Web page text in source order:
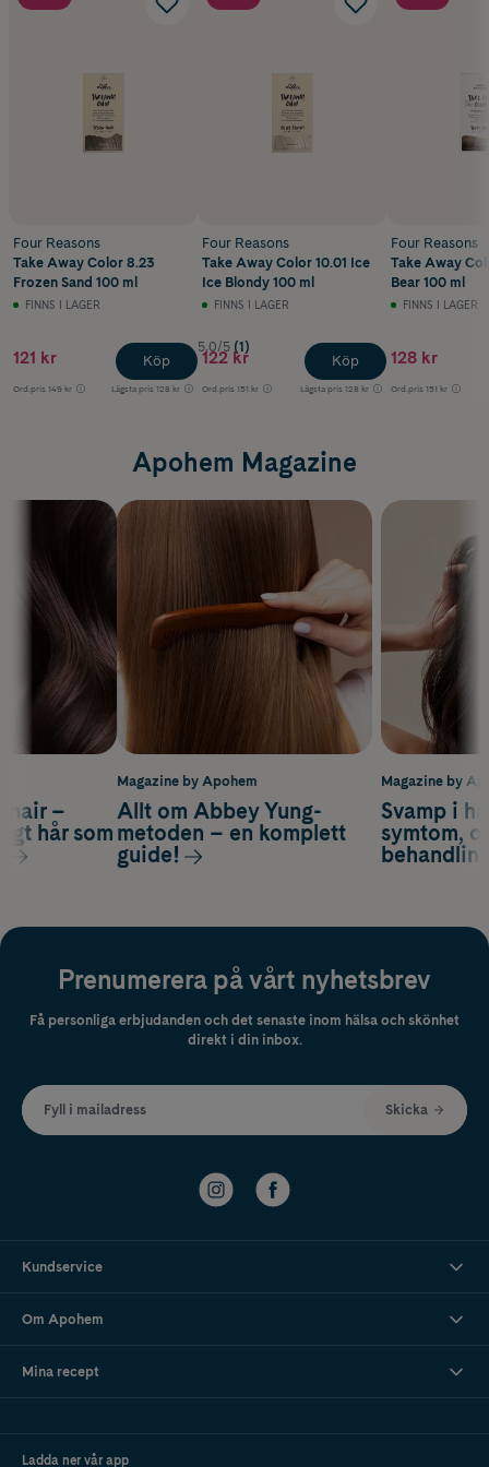
Four Reasons
Take Away Color 8.23
Frozen Sand 100 ml
FINNS I LAGER
121 kr
Ord.pris 149 kr Lägsta pris 128 kr
Köp
Four Reasons
Take Away Color 10.01 Ice
Ice Blondy 100 ml
FINNS I LAGER
5.0/5 (1)
122 kr
Ord.pris 151 kr Lägsta pris 128 kr
Köp
Four Reasons
Take Away
Bear 100 ml
FINNS I LAGER
128 kr
Ord.pris 151 kr
Apohem Magazine
Magazine by
Svamp i
symtom,
hair –
hår som
Magazine by Apohem
Allt om Abbey Yung-
metoden – en komplett
guide!
Prenumerera på vårt nyhetsbrev
Få personliga erbjudanden och det senaste inom hälsa och skönhet
direkt i din inbox.
Fyll i mailadress Skicka
Kundservice
Om Apohem
Mina recept
Ladda ner vår app